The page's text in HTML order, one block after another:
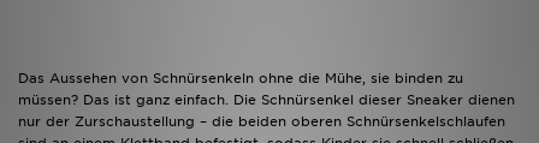
Das Aussehen von Schnürsenkeln ohne die Mühe, sie binden zu
müssen? Das ist ganz einfach. Die Schnürsenkel dieser Sneaker dienen
nur der Zurschaustellung – die beiden oberen Schnürsenkelschlaufen